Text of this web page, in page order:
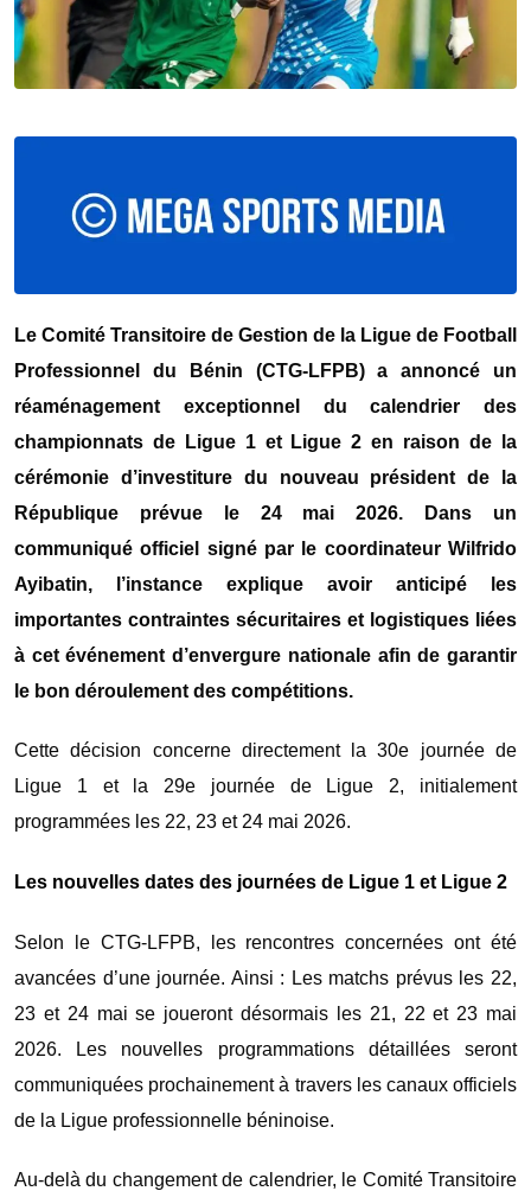
Le Comité Transitoire de Gestion de la Ligue de Football
Professionnel du Bénin (CTG-LFPB) a annoncé un
réaménagement exceptionnel du calendrier des
championnats de Ligue 1 et Ligue 2 en raison de la
cérémonie d’investiture du nouveau président de la
République prévue le 24 mai 2026. Dans un
communiqué officiel signé par le coordinateur Wilfrido
Ayibatin, l’instance explique avoir anticipé les
importantes contraintes sécuritaires et logistiques liées
à cet événement d’envergure nationale afin de garantir
le bon déroulement des compétitions.
Cette décision concerne directement la 30e journée de
Ligue 1 et la 29e journée de Ligue 2, initialement
programmées les 22, 23 et 24 mai 2026.
Les nouvelles dates des journées de Ligue 1 et Ligue 2
Selon le CTG-LFPB, les rencontres concernées ont été
avancées d’une journée. Ainsi : Les matchs prévus les 22,
23 et 24 mai se joueront désormais les 21, 22 et 23 mai
2026. Les nouvelles programmations détaillées seront
communiquées prochainement à travers les canaux officiels
de la Ligue professionnelle béninoise.
Au-delà du changement de calendrier, le Comité Transitoire